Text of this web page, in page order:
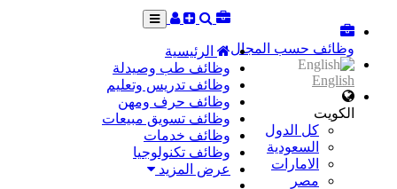
وظائف حسب المجال
English
الكويت
كل الدول
السعودية
الامارات
مصر
الرئيسية
وظائف طب وصيدلة
وظائف تدريس وتعليم
وظائف حرف ومهن
وظائف تسويق مبيعات
وظائف خدمات
وظائف تكنولوجيا
عرض المزيد